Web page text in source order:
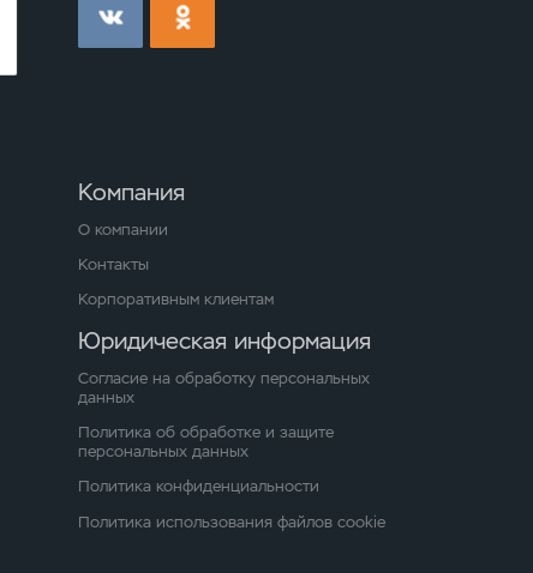
Компания
О компании
Контакты
Корпоративным клиентам
Юридическая информация
Согласие на обработку персональных
данных
Политика об обработке и защите
персональных данных
Политика конфиденциальности
Политика использования файлов cookie